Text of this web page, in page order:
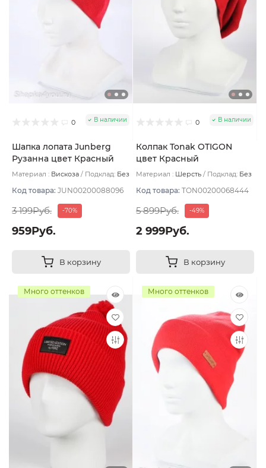
0 В наличии
Шапка лопата Junberg
Рузанна цвет Красный
Материал : Вискоза Подклад: Без
Код товара: JUN00200088096
3 199Руб. -70%
959Руб.
В корзину
0 В наличии
Колпак Tonak OTIGON
цвет Красный
Материал : Шерсть Подклад: Без
Код товара: TON00200068444
5 899Руб. -49%
2 999Руб.
В корзину
Много оттенков Много оттенков